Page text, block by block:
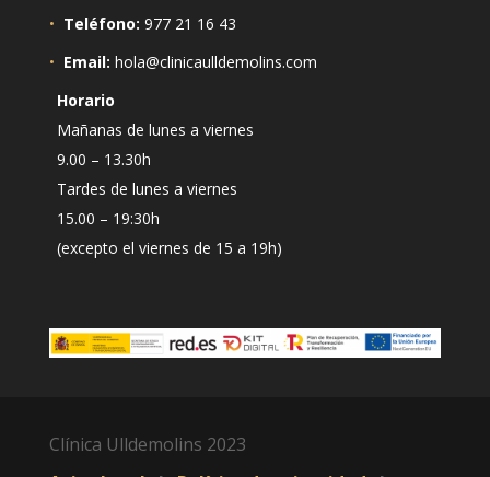
• Teléfono: 977 21 16 43
• Email: hola@clinicaulldemolins.com
Horario
Mañanas de lunes a viernes
9.00 – 13.30h
Tardes de lunes a viernes
15.00 – 19:30h
(excepto el viernes de 15 a 19h)
Clínica Ulldemolins 2023